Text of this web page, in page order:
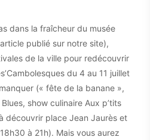
dans la fraîcheur du musée
publié sur notre site),
de la ville pour redécouvrir
du 4 au 11 juillet
(« fête de la banane »,
show culinaire Aux p’tits
découvrir place Jean Jaurès et
à 21h). Mais vous aurez